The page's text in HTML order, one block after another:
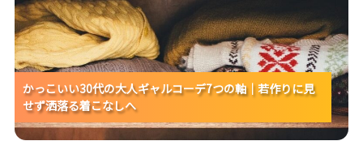
かっこいい30代の大人ギャルコーデ7つの軸｜若作りに見
せず洒落る着こなしへ
かっこいい30代の大人ギャルコーデ7つの軸｜若作りに見
せず洒落る着こなしへ
かっこいい30代の大人ギャルコーデ7つの軸｜若作りに見
せず洒落る着こなしへ